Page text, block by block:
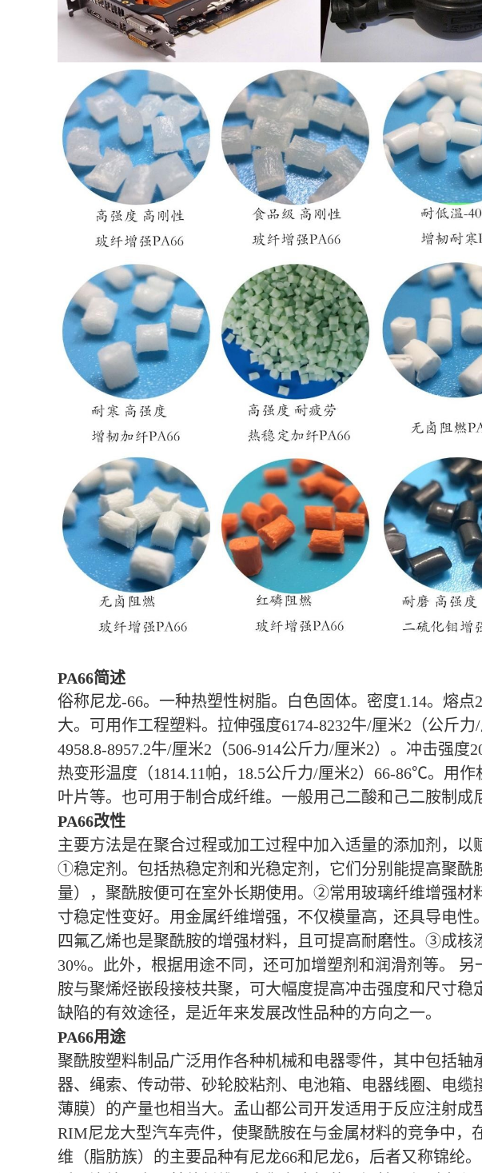
PA66简述
俗称尼龙-66。一种热塑性树脂。白色固体。密度1.14。熔
大。可用作工程塑料。拉伸强度6174-8232牛/厘米2（公斤
4958.8-8957.2牛/厘米2（506-914公斤力/厘米2）。冲击强度
热变形温度（1814.11帕，18.5公斤力/厘米2）66-86℃。用
叶片等。也可用于制合成纤维。一般用己二酸和己二胺制成
PA66改性
主要方法是在聚合过程或加工过程中加入适量的添加剂，
①稳定剂。包括热稳定剂和光稳定剂，它们分别能提高聚酰
量），聚酰胺便可在室外长期使用。②常用玻璃纤维增强材
寸稳定性变好。用金属纤维增强，不仅模量高，还具导电
四氟乙烯也是聚酰胺的增强材料，且可提高耐磨性。③成
30%。此外，根据用途不同，还可加增塑剂和润滑剂等。
胺与聚烯烃嵌段接枝共聚，可大幅度提高冲击强度和尺寸
缺陷的有效途径，是近年来发展改性品种的方向之一。
PA66用途
聚酰胺塑料制品广泛用作各种机械和电器零件，其中包括
器、绳索、传动带、砂轮胶粘剂、电池箱、电器线圈、电
薄膜）的产量也相当大。孟山都公司开发适用于反应注射
RIM尼龙大型汽车壳件，使聚酰胺在与金属材料的竞争中
维（脂肪族）的主要品种有尼龙66和尼龙6，后者又称锦纶